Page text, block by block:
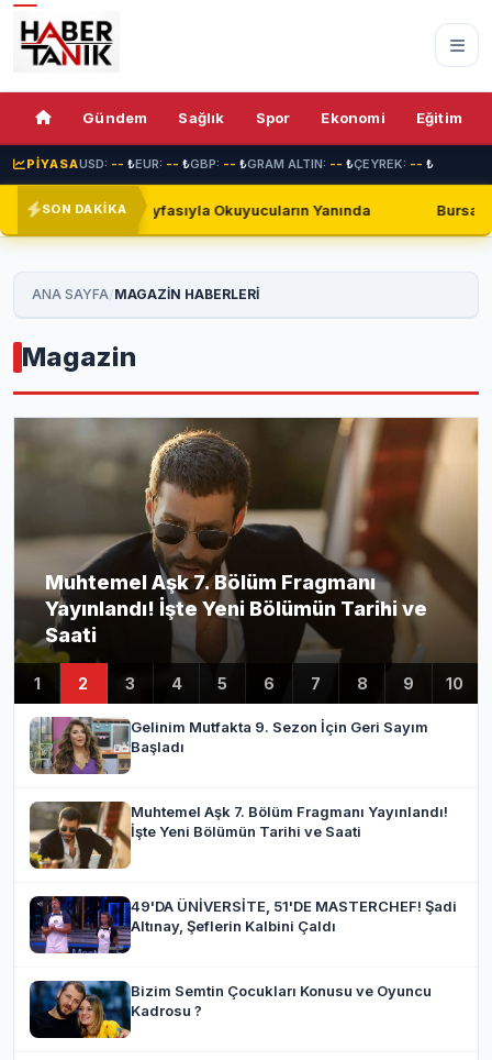
Gündem Sağlık Spor Ekonomi Eğitim
PİYASAUSD: -- ₺EUR: -- ₺GBP: -- ₺GRAM ALTIN: -- ₺ÇEYREK: -- ₺
SON DAKİKA
Yanında Bursaspor, Shakhtar Donetsk ile Golsüz Berabere
ANA SAYFA/MAGAZIN HABERLERİ
Magazin
Muhtemel Aşk 7. Bölüm Fragmanı
Yayınlandı! İşte Yeni Bölümün Tarihi ve
Saati
1 2 3 4 5 6 7 8 9 10
Gelinim Mutfakta 9. Sezon İçin Geri Sayım
Başladı
Muhtemel Aşk 7. Bölüm Fragmanı Yayınlandı!
İşte Yeni Bölümün Tarihi ve Saati
49'DA ÜNİVERSİTE, 51'DE MASTERCHEF! Şadi
Altınay, Şeflerin Kalbini Çaldı
Bizim Semtin Çocukları Konusu ve Oyuncu
Kadrosu ?